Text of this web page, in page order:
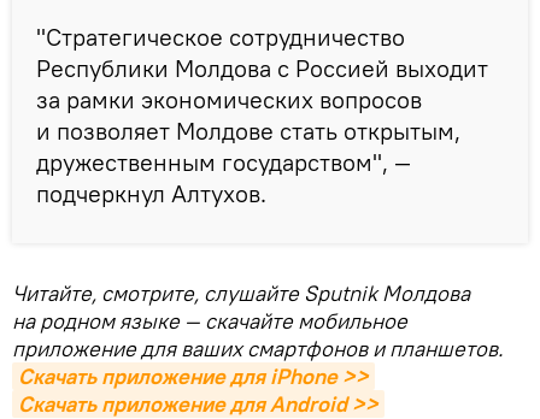
"Стратегическое сотрудничество
Республики Молдова с Россией выходит
за рамки экономических вопросов
и позволяет Молдове стать открытым,
дружественным государством", —
подчеркнул Алтухов.
Читайте, смотрите, слушайте Sputnik Молдова
на родном языке — скачайте мобильное
приложение для ваших смартфонов и планшетов.
Скачать приложение для iPhone >>
Скачать приложение для Android >>